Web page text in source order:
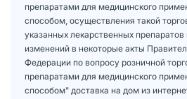
препаратами для медицинского
способом, осуществления такой
указанных лекарственных
изменений в некоторые акты
Федерации по вопросу розничной
препаратами для медицинского
способом" доставка на дом из